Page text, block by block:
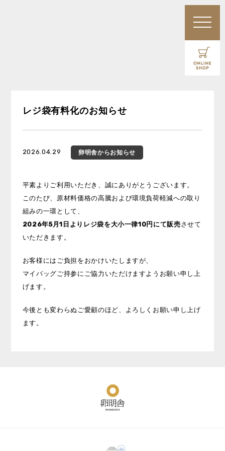
レジ袋有料化のお知らせ
2026.04.29 卵明舎からお知らせ
平素よりご利用いただき、誠にありがとうございます。
このたび、原材料価格の高騰および環境負荷軽減への取り
組みの一環として、
2026年5月1日よりレジ袋を大小一律10円にて販売させて
いただきます。
お客様にはご負担をおかけいたしますが、
マイバッグご持参にご協力いただけますようお願い申し上
げます。
今後とも変わらぬご愛顧のほど、よろしくお願い申し上げ
ます。